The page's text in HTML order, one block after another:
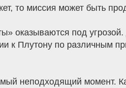
то миссия может быть
оказываются под
к Плутону по различным
неподходящий момент.